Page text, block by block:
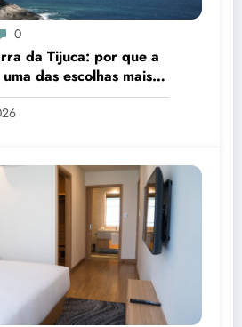
0
da Tijuca: por que a
das escolhas mais
visita o Rio de